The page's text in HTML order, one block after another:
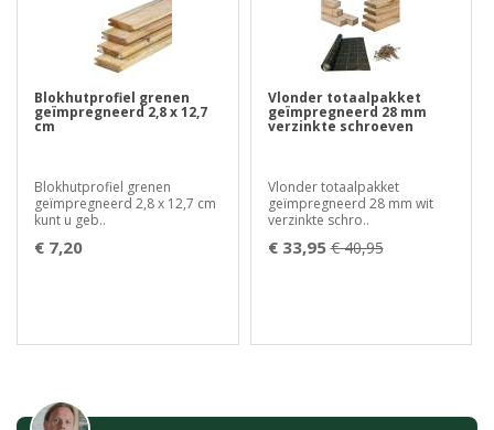
Blokhutprofiel grenen
geïmpregneerd 2,8 x 12,7
cm
Blokhutprofiel grenen
geïmpregneerd 2,8 x 12,7 cm
kunt u geb..
€ 7,20
Vlonder totaalpakket
geïmpregneerd 28 mm
verzinkte schroeven
Vlonder totaalpakket
geïmpregneerd 28 mm wit
verzinkte schro..
€ 33,95 € 40,95